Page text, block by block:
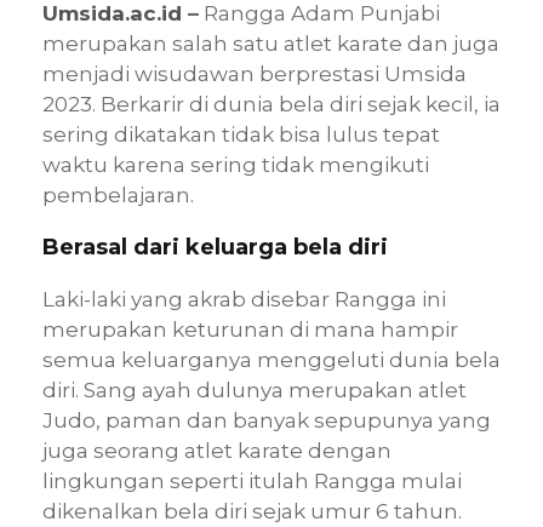
Umsida.ac.id – Rangga Adam Punjabi
merupakan salah satu atlet karate dan juga
menjadi wisudawan berprestasi Umsida
2023. Berkarir di dunia bela diri sejak kecil, ia
sering dikatakan tidak bisa lulus tepat
waktu karena sering tidak mengikuti
pembelajaran.
Berasal dari keluarga bela diri
Laki-laki yang akrab disebar Rangga ini
merupakan keturunan di mana hampir
semua keluarganya menggeluti dunia bela
diri. Sang ayah dulunya merupakan atlet
Judo, paman dan banyak sepupunya yang
juga seorang atlet karate dengan
lingkungan seperti itulah Rangga mulai
dikenalkan bela diri sejak umur 6 tahun.